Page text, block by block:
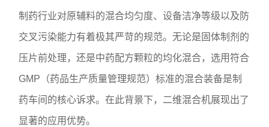
制药行业对原辅料的混合均匀度、设备洁净等级以及防
交叉污染能力有着极其严苛的规范。无论是固体制剂的
压片前处理，还是中药配方颗粒的均化混合，选用符合
GMP（药品生产质量管理规范）标准的混合装备是制
药车间的核心诉求。在此背景下，二维混合机展现出了
显著的应用优势。